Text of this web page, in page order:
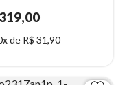
de R$ 31,90